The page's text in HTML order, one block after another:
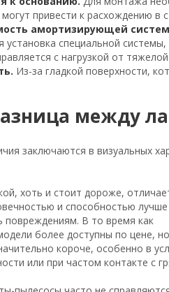
привести к расхождению
амортизирующей
установка специальной
с нагрузкой от
Из-за гладкой поверхности,
между
заключаются в визуальных
хоть и стоит дороже,
и способностью лучше
повреждениям. В то время как
более доступны по цене,
короче, особенно в
или при частом контакте с